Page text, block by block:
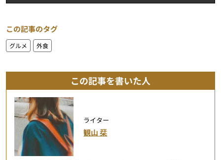
この記事のタグ
グルメ 外食
この記事を書いた人
ライター
観山 栞